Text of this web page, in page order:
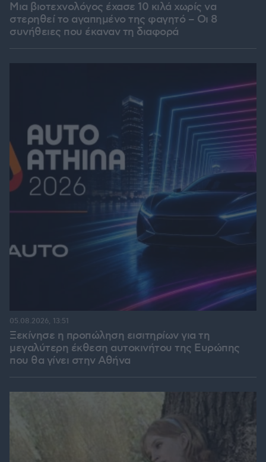
Μια βιοτεχνολόγος έχασε 10 κιλά χωρίς να
στερηθεί το αγαπημένο της φαγητό – Οι 8
συνήθειες που έκαναν τη διαφορά
Ξεκίνησε η προπώληση εισιτηρίων για τη
μεγαλύτερη έκθεση αυτοκινήτου της Ευρώπης
που θα γίνει στην Αθήνα
05.08.2026, 13:51